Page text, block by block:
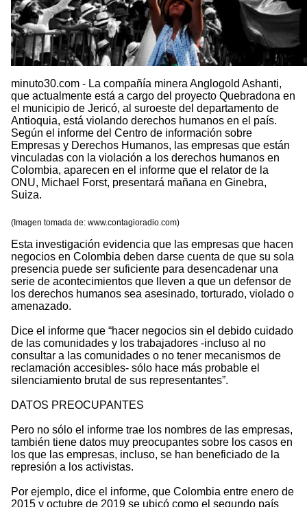
minuto30.com - La compañía minera Anglogold Ashanti,
que actualmente está a cargo del proyecto Quebradona en
el municipio de Jericó, al suroeste del departamento de
Antioquia, está violando derechos humanos en el país.
Según el informe del Centro de información sobre
Empresas y Derechos Humanos, las empresas que están
vinculadas con la violación a los derechos humanos en
Colombia, aparecen en el informe que el relator de la
ONU, Michael Forst, presentará mañana en Ginebra,
Suiza.
(Imagen tomada de: www.contagioradio.com)
Esta investigación evidencia que las empresas que hacen
negocios en Colombia deben darse cuenta de que su sola
presencia puede ser suficiente para desencadenar una
serie de acontecimientos que lleven a que un defensor de
los derechos humanos sea asesinado, torturado, violado o
amenazado.
Dice el informe que “hacer negocios sin el debido cuidado
de las comunidades y los trabajadores -incluso al no
consultar a las comunidades o no tener mecanismos de
reclamación accesibles- sólo hace más probable el
silenciamiento brutal de sus representantes”.
DATOS PREOCUPANTES
Pero no sólo el informe trae los nombres de las empresas,
también tiene datos muy preocupantes sobre los casos en
los que las empresas, incluso, se han beneficiado de la
represión a los activistas.
Por ejemplo, dice el informe, que Colombia entre enero de
2015 y octubre de 2019 se ubicó como el segundo país